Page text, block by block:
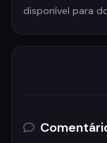
disponível para